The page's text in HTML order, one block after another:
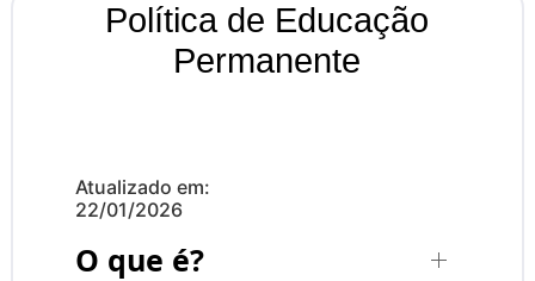
Política de Educação
Permanente
Atualizado em:
22/01/2026
O que é?